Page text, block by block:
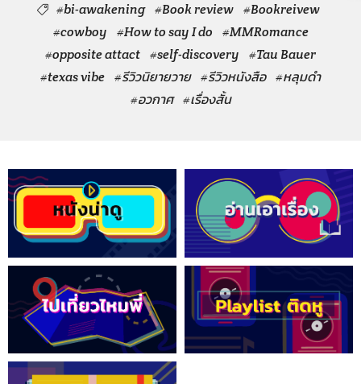
#bi-awakening #Book review #Bookreivew
#cowboy
#How to say I do
#MMRomance
#opposite attact #self-discovery
#Tau Bauer
#texas vibe #รีวิวนิยายวาย #รีวิวหนังสือ #หลุมดำ
#อวกาศ #เรื่องสั้น